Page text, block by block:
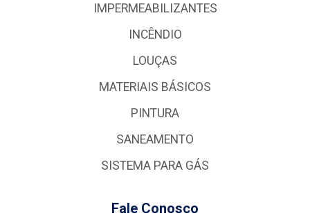
IMPERMEABILIZANTES
INCÊNDIO
LOUÇAS
MATERIAIS BÁSICOS
PINTURA
SANEAMENTO
SISTEMA PARA GÁS
Fale Conosco